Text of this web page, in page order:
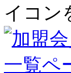
イコン